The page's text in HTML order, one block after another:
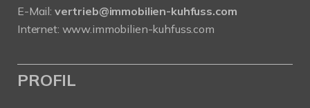
E-Mail: vertrieb@immobilien-kuhfuss.com
Internet: www.immobilien-kuhfuss.com
PROFIL